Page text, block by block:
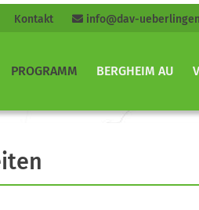
Kontakt info@dav-
PROGRAMM BERGHEIM AU